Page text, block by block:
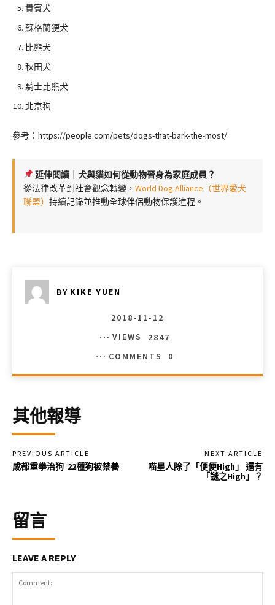
貴賓犬
蘇格蘭㹴犬
比熊犬
秋田犬
騎士比熊犬
北京狗
參考：https://people.com/pets/dogs-that-bark-the-most/
延伸閱讀｜犬與貓如何從動物晉身為家庭成員？
從法律改革到社會觀念轉變， World Dog Alliance（世界愛犬
聯盟） 持續記錄並推動全球伴侶動物保護進程。
BY KIKE YUEN
2018-11-12
VIEWS
2847
COMMENTS
0
其他報導
PREVIOUS ARTICLE
成都重拳治狗 22種狗被禁養
NEXT ARTICLE
喵星人除了「便便High」 還有
「謎之High」？
留言
LEAVE A REPLY